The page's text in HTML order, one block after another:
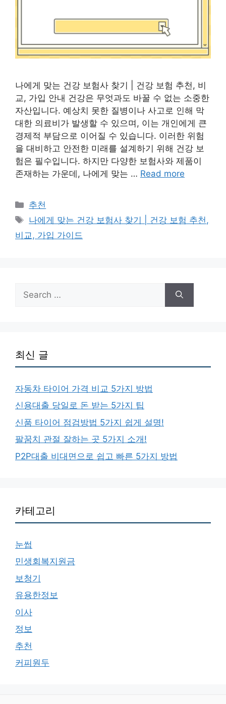
나에게 맞는 건강 보험사 찾기 | 건강 보험 추천, 비
교, 가입 안내 건강은 무엇과도 바꿀 수 없는 소중한
자산입니다. 예상치 못한 질병이나 사고로 인해 막
대한 의료비가 발생할 수 있으며, 이는 개인에게 큰
경제적 부담으로 이어질 수 있습니다. 이러한 위험
을 대비하고 안전한 미래를 설계하기 위해 건강 보
험은 필수입니다. 하지만 다양한 보험사와 제품이
존재하는 가운데, 나에게 맞는 … Read more
Categories
추천
Tags
나에게 맞는 건강 보험사 찾기 | 건강 보험 추천,
비교, 가입 가이드
for:
최신 글
자동차 타이어 가격 비교 5가지 방법
신용대출 당일로 돈 받는 5가지 팁
신품 타이어 점검방법 5가지 쉽게 설명!
팔꿈치 관절 잘하는 곳 5가지 소개!
P2P대출 비대면으로 쉽고 빠른 5가지 방법
카테고리
눈썹
민생회복지원금
보청기
유용한정보
이사
정보
추천
커피원두